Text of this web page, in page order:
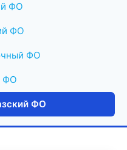
ФО
ФО
ФО
ФО
ФО